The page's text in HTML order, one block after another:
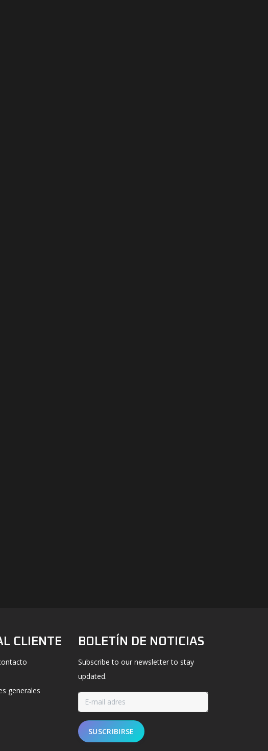
CLIENTE
generales
BOLETÍN DE NOTICIAS
Subscribe to our newsletter to stay
updated.
SUSCRIBIRSE